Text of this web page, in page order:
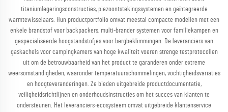
titaniumlegeringsconstructies, piezoontstekingssystemen en geïntegreerde
warmtewisselaars. Hun productportfolio omvat meestal compacte modellen met een
enkele brandstof voor backpackers, multi-brander systemen voor familiekampen en
gespecialiseerde hoogstandstofjes voor bergbeklimmingen. De leveranciers van
gaskachels voor campingkamers van hoge kwaliteit voeren strenge testprotocollen
uit om de betrouwbaarheid van het product te garanderen onder extreme
weersomstandigheden, waaronder temperatuurschommelingen, vochtigheidsvariaties
en hoogteveranderingen. Ze bieden uitgebreide productdocumentatie,
veiligheidsrichtlijnen en onderhoudsinstructies om het succes van klanten te
ondersteunen. Het leveranciers-ecosysteem omvat uitgebreide klantenservice